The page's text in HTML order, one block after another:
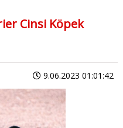
Cinsi Köpek
9.06.2023 01:01:42